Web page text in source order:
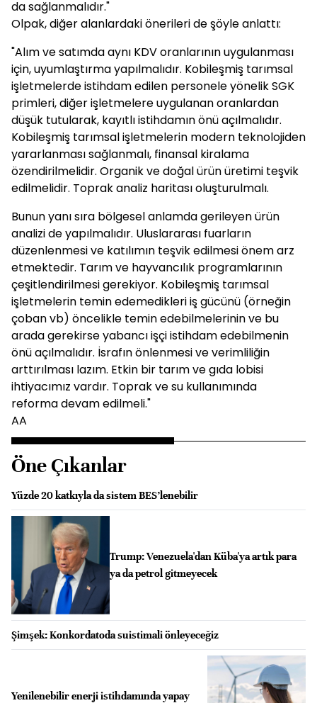
da sağlanmalıdır."
Olpak, diğer alanlardaki önerileri de şöyle anlattı:
"Alım ve satımda aynı KDV oranlarının uygulanması
için, uyumlaştırma yapılmalıdır. Kobileşmiş tarımsal
işletmelerde istihdam edilen personele yönelik SGK
primleri, diğer işletmelere uygulanan oranlardan
düşük tutularak, kayıtlı istihdamın önü açılmalıdır.
Kobileşmiş tarımsal işletmelerin modern teknolojiden
yararlanması sağlanmalı, finansal kiralama
özendirilmelidir. Organik ve doğal ürün üretimi teşvik
edilmelidir. Toprak analiz haritası oluşturulmalı.
Bunun yanı sıra bölgesel anlamda gerileyen ürün
analizi de yapılmalıdır. Uluslararası fuarların
düzenlenmesi ve katılımın teşvik edilmesi önem arz
etmektedir. Tarım ve hayvancılık programlarının
çeşitlendirilmesi gerekiyor. Kobileşmiş tarımsal
işletmelerin temin edemedikleri iş gücünü (örneğin
çoban vb) öncelikle temin edebilmelerinin ve bu
arada gerekirse yabancı işçi istihdam edebilmenin
önü açılmalıdır. İsrafın önlenmesi ve verimliliğin
arttırılması lazım. Etkin bir tarım ve gıda lobisi
ihtiyacımız vardır. Toprak ve su kullanımında
reforma devam edilmeli."
AA
Öne Çıkanlar
Yüzde 20 katkıyla da sistem BES’lenebilir
Trump: Venezuela'dan Küba'ya artık para
ya da petrol gitmeyecek
Şimşek: Konkordatoda suistimali önleyeceğiz
Yenilenebilir enerji istihdamında yapay